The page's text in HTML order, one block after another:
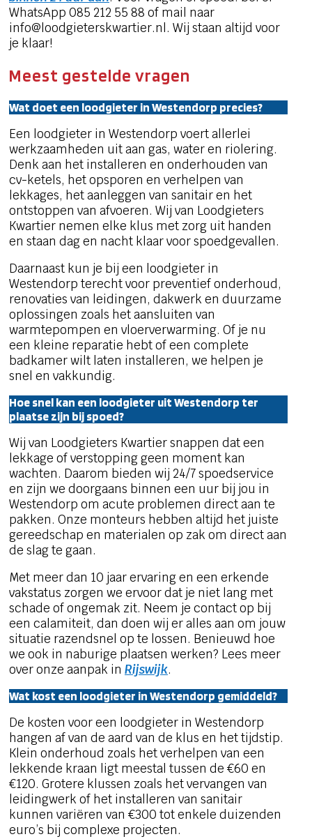
WhatsApp 085 212 55 88 of mail naar
info@loodgieterskwartier.nl. Wij staan altijd voor
je klaar!
Meest gestelde vragen
Wat doet een loodgieter in Westendorp precies?
Een loodgieter in Westendorp voert allerlei
werkzaamheden uit aan gas, water en riolering.
Denk aan het installeren en onderhouden van
cv-ketels, het opsporen en verhelpen van
lekkages, het aanleggen van sanitair en het
ontstoppen van afvoeren. Wij van Loodgieters
Kwartier nemen elke klus met zorg uit handen
en staan dag en nacht klaar voor spoedgevallen.
Daarnaast kun je bij een loodgieter in
Westendorp terecht voor preventief onderhoud,
renovaties van leidingen, dakwerk en duurzame
oplossingen zoals het aansluiten van
warmtepompen en vloerverwarming. Of je nu
een kleine reparatie hebt of een complete
badkamer wilt laten installeren, we helpen je
snel en vakkundig.
Hoe snel kan een loodgieter uit Westendorp ter
plaatse zijn bij spoed?
Wij van Loodgieters Kwartier snappen dat een
lekkage of verstopping geen moment kan
wachten. Daarom bieden wij 24/7 spoedservice
en zijn we doorgaans binnen een uur bij jou in
Westendorp om acute problemen direct aan te
pakken. Onze monteurs hebben altijd het juiste
gereedschap en materialen op zak om direct aan
de slag te gaan.
Met meer dan 10 jaar ervaring en een erkende
vakstatus zorgen we ervoor dat je niet lang met
schade of ongemak zit. Neem je contact op bij
een calamiteit, dan doen wij er alles aan om jouw
situatie razendsnel op te lossen. Benieuwd hoe
we ook in naburige plaatsen werken? Lees meer
over onze aanpak in Rijswijk.
Wat kost een loodgieter in Westendorp gemiddeld?
De kosten voor een loodgieter in Westendorp
hangen af van de aard van de klus en het tijdstip.
Klein onderhoud zoals het verhelpen van een
lekkende kraan ligt meestal tussen de €60 en
€120. Grotere klussen zoals het vervangen van
leidingwerk of het installeren van sanitair
kunnen variëren van €300 tot enkele duizenden
euro’s bij complexe projecten.